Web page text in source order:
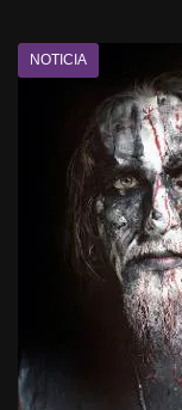
NOTICIA